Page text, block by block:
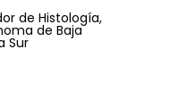
de Histología,
de Baja
Sur